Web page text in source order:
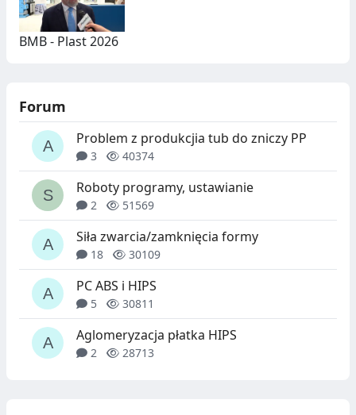
BMB - Plast 2026
Forum
Problem z produkcjia tub do zniczy PP
3 40374
Roboty programy, ustawianie
2 51569
Siła zwarcia/zamknięcia formy
18 30109
PC ABS i HIPS
5 30811
Aglomeryzacja płatka HIPS
2 28713